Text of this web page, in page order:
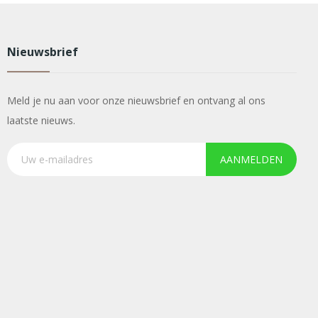
Nieuwsbrief
Meld je nu aan voor onze nieuwsbrief en ontvang al ons
laatste nieuws.
AANMELDEN